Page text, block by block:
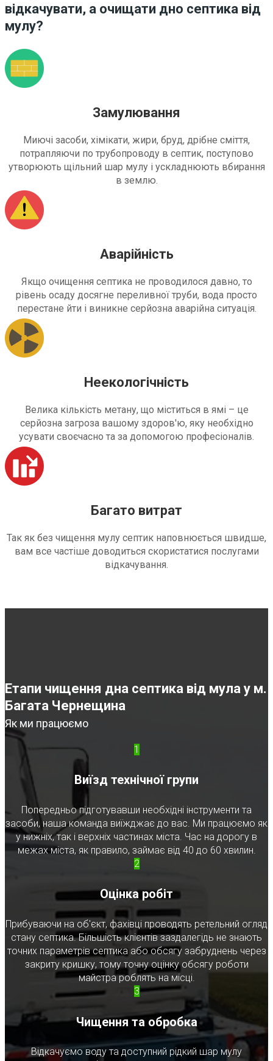
відкачувати, а очищати дно септика від
мулу?
Замулювання
Миючі засоби, хімікати, жири, бруд, дрібне сміття,
потрапляючи по трубопроводу в септик, поступово
утворюють щільний шар мулу і ускладнюють вбирання
в землю.
Аварійність
Якщо очищення септика не проводилося давно, то
рівень осаду досягне переливної труби, вода просто
перестане йти і виникне серйозна аварійна ситуація.
Неекологічність
Велика кількість метану, що міститься в ямі – це
серйозна загроза вашому здоров'ю, яку необхідно
усувати своєчасно та за допомогою професіоналів.
Багато витрат
Так як без чищення мулу септик наповнюється швидше,
вам все частіше доводиться скористатися послугами
відкачування.
Етапи чищення дна септика від мула у м.
Багата Чернещина
Як ми працюємо
1
Виїзд технічної групи
Попередньо підготувавши необхідні інструменти та
засоби, наша команда виїжджає до вас. Ми працюємо як
у нижніх, так і верхніх частинах міста. Час на дорогу в
межах міста, як правило, займає від 40 до 60 хвилин.
2
Оцінка робіт
Прибуваючи на об'єкт, фахівці проводять ретельний огляд
стану септика. Більшість клієнтів заздалегідь не знають
точних параметрів септика або обсягу забруднень через
закриту кришку, тому точну оцінку обсягу роботи
майстра роблять на місці.
3
Чищення та обробка
Відкачуємо воду та доступний рідкий шар мулу